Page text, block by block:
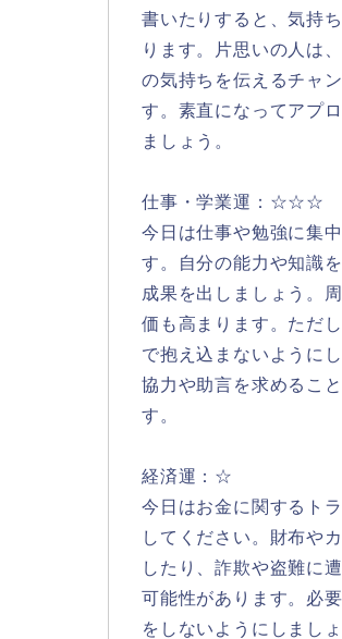
書いたりすると、気持
ります。片思いの人は
の気持ちを伝えるチャ
す。素直になってアプ
ましょう。
仕事・学業運：☆☆☆
今日は仕事や勉強に集
す。自分の能力や知識を
成果を出しましょう。
価も高まります。ただ
で抱え込まないようにし
協力や助言を求めるこ
す。
経済運：☆
今日はお金に関するト
してください。財布や
したり、詐欺や盗難に
可能性があります。必
をしないようにしまし